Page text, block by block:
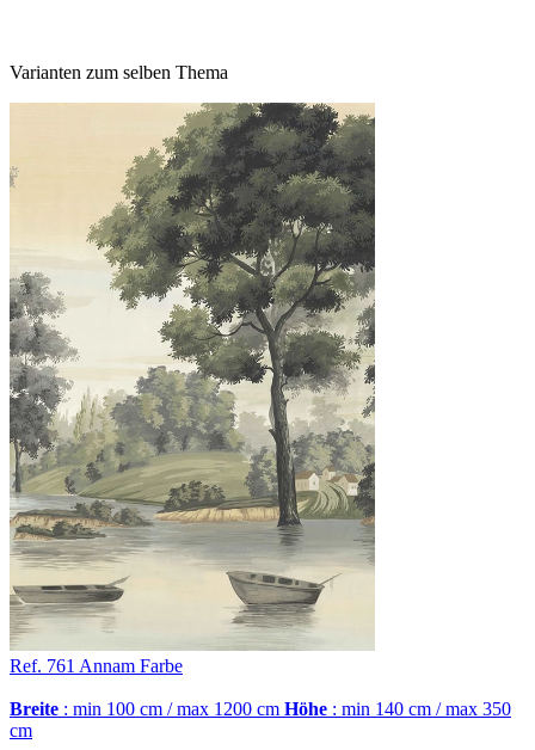
Varianten zum selben Thema
Ref. 761 Annam Farbe
Breite : min 100 cm / max 1200 cm Höhe : min 140 cm / max 350
cm